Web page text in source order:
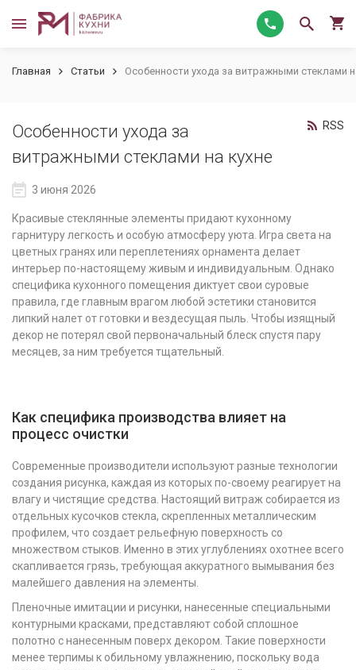
Главная Статьи Особенности ухода за витражными стеклами
Особенности ухода за
витражными стеклами на кухне
RSS
3 июня 2026
Красивые стеклянные элементы придают кухонному
гарнитуру легкость и особую атмосферу уюта. Игра света на
цветных гранях или переплетениях орнамента делает
интерьер по-настоящему живым и индивидуальным. Однако
специфика кухонного помещения диктует свои суровые
правила, где главным врагом любой эстетики становится
липкий налет от готовки и вездесущая пыль. Чтобы изящный
декор не потерял свой первоначальный блеск спустя пару
месяцев, за ним требуется тщательный.
Как специфика производства влияет на
процесс очистки
Современные производители используют разные технологии
создания рисунка, каждая из которых по-своему реагирует на
влагу и чистящие средства. Настоящий витраж собирается из
отдельных кусочков стекла, скрепленных металлическим
профилем, что создает рельефную поверхность со
множеством стыков. Именно в этих углублениях охотнее всего
скапливается грязь, требующая аккуратного вымывания без
малейшего давления на элементы.
Пленочные имитации и рисунки, нанесенные специальными
контурными красками, представляют собой сплошное
полотно с нанесенным поверх декором. Такие поверхности
менее терпимы к обильному увлажнению, поскольку вода